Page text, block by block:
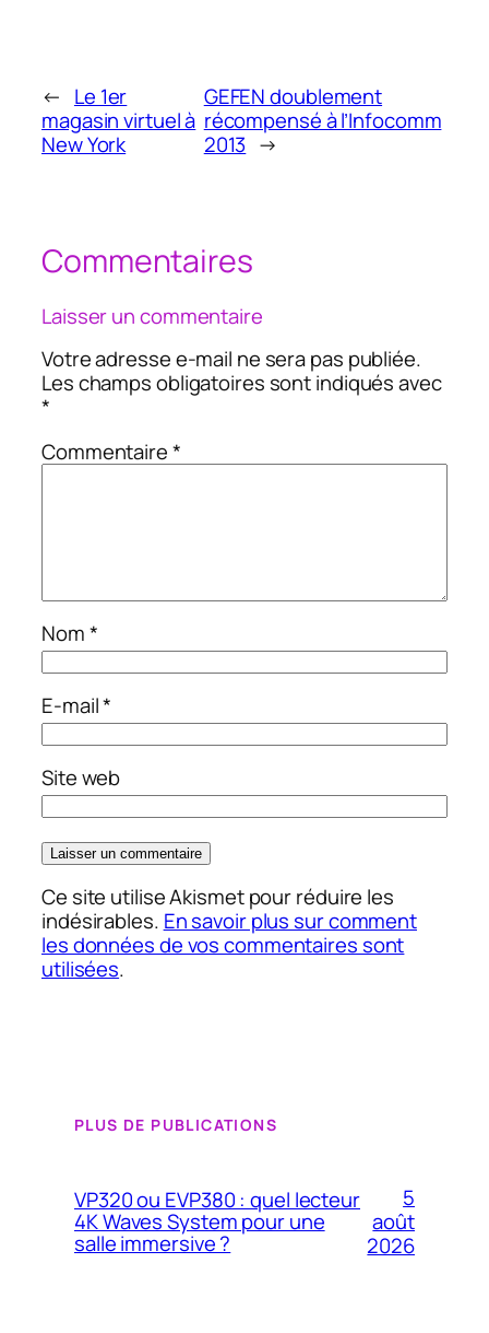
← Le 1er
magasin virtuel à
New York
GEFEN doublement
récompensé à l’Infocomm
2013 →
Commentaires
Laisser un commentaire
Votre adresse e-mail ne sera pas publiée.
Les champs obligatoires sont indiqués avec
*
Commentaire*
Nom*
E-mail*
Site web
Ce site utilise Akismet pour réduire les
indésirables. En savoir plus sur comment
les données de vos commentaires sont
utilisées.
PLUS DE PUBLICATIONS
VP320 ou EVP380 : quel lecteur
4K Waves System pour une
salle immersive ?
5
août
2026